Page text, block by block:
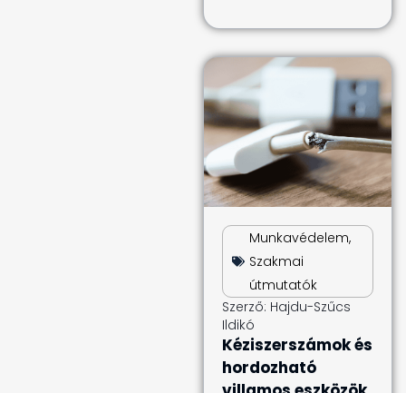
Munkavédelem,
Szakmai
útmutatók
Szerző: Hajdu-Szűcs
Ildikó
Kéziszerszámok és
hordozható